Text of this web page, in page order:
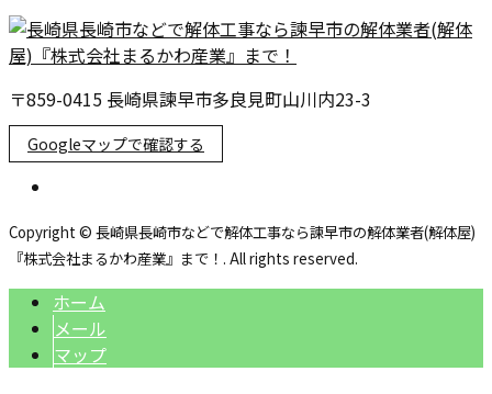
〒859-0415 長崎県諫早市多良見町山川内23-3
Googleマップで確認する
Copyright © 長崎県長崎市などで解体工事なら諫早市の解体業者(解体屋)
『株式会社まるかわ産業』まで！. All rights reserved.
ホーム
メール
マップ